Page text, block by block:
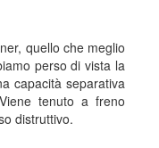
quello che meglio
perso di vista la
capacità separativa
tenuto a freno
distruttivo.